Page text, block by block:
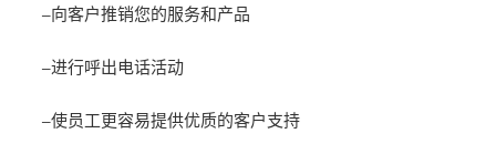
–向客户推销您的服务和产品
–进行呼出电话活动
–使员工更容易提供优质的客户支持